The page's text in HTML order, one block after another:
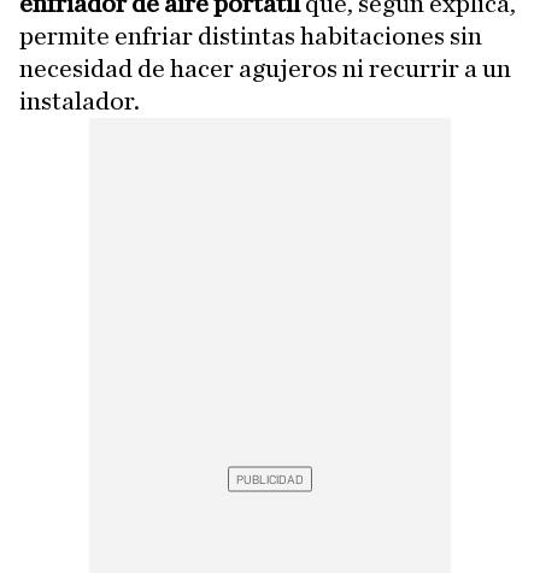
permite enfriar distintas habitaciones sin
necesidad de hacer agujeros ni recurrir a un
instalador.